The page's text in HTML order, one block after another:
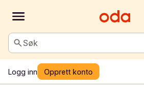
Søk
Logg inn Opprett konto